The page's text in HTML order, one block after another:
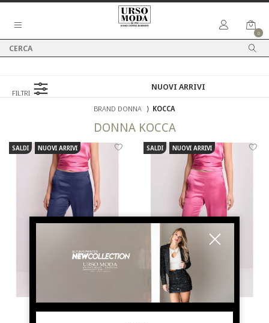
0
FILTRI
BRAND DONNA ⟩ KOCCA
DONNAKOCCA
SALDI NUOVI ARRIVI
KOCCA
SALDI NUOVI ARRIVI
KOCCA